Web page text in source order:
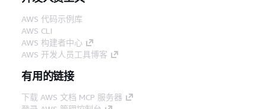
AWS 代码示例库
AWS CLI
AWS 构建者中心
AWS 开发人员工具博客
有用的链接
下载 AWS 文档 MCP 服务器